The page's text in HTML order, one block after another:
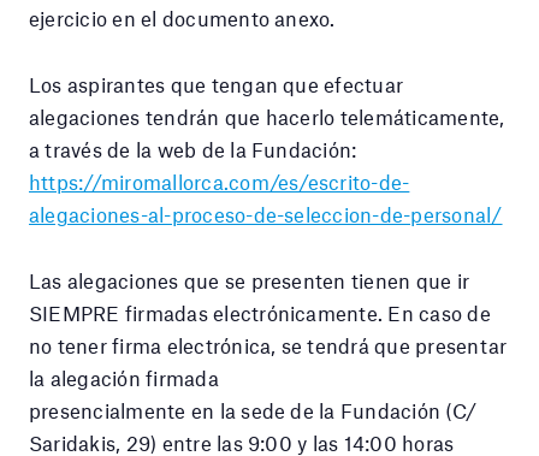
ejercicio en el documento anexo.
Los aspirantes que tengan que efectuar
alegaciones tendrán que hacerlo telemáticamente,
a través de la web de la Fundación:
https://miromallorca.com/es/escrito-de-
alegaciones-al-proceso-de-seleccion-de-personal/
Las alegaciones que se presenten tienen que ir
SIEMPRE firmadas electrónicamente. En caso de
no tener firma electrónica, se tendrá que presentar
la alegación firmada
presencialmente en la sede de la Fundación (C/
Saridakis, 29) entre las 9:00 y las 14:00 horas